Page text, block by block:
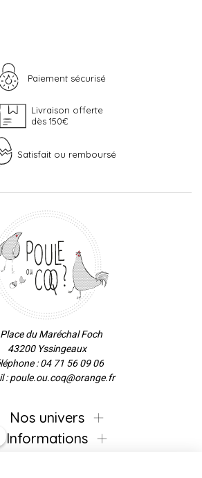
Paiement sécurisé
Livraison offerte
dès 150€
Satisfait ou remboursé
du Maréchal Foch
43200 Yssingeaux
: 04 71 56 09 06
: poule.ou.coq@orange.fr
Nos univers
Informations